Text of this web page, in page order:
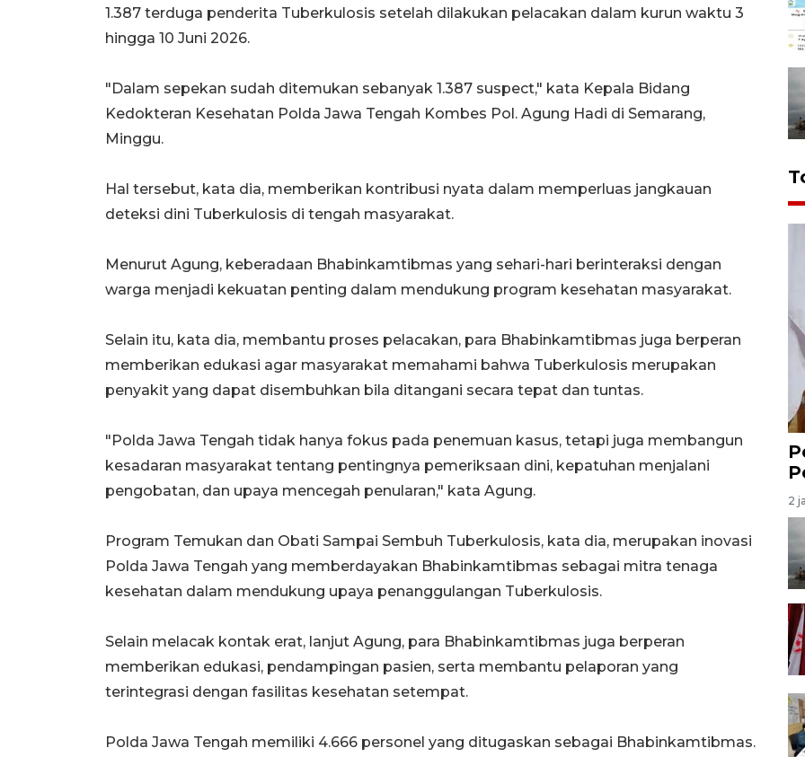
1.387 terduga penderita Tuberkulosis setelah dilakukan pelacakan dalam kurun waktu 3
hingga 10 Juni 2026.
"Dalam sepekan sudah ditemukan sebanyak 1.387 suspect," kata Kepala Bidang
Kedokteran Kesehatan Polda Jawa Tengah Kombes Pol. Agung Hadi di Semarang,
Minggu.
Hal tersebut, kata dia, memberikan kontribusi nyata dalam memperluas jangkauan
deteksi dini Tuberkulosis di tengah masyarakat.
Menurut Agung, keberadaan Bhabinkamtibmas yang sehari-hari berinteraksi dengan
warga menjadi kekuatan penting dalam mendukung program kesehatan masyarakat.
Selain itu, kata dia, membantu proses pelacakan, para Bhabinkamtibmas juga berperan
memberikan edukasi agar masyarakat memahami bahwa Tuberkulosis merupakan
penyakit yang dapat disembuhkan bila ditangani secara tepat dan tuntas.
"Polda Jawa Tengah tidak hanya fokus pada penemuan kasus, tetapi juga membangun
kesadaran masyarakat tentang pentingnya pemeriksaan dini, kepatuhan menjalani
pengobatan, dan upaya mencegah penularan," kata Agung.
Program Temukan dan Obati Sampai Sembuh Tuberkulosis, kata dia, merupakan inovasi
Polda Jawa Tengah yang memberdayakan Bhabinkamtibmas sebagai mitra tenaga
kesehatan dalam mendukung upaya penanggulangan Tuberkulosis.
Selain melacak kontak erat, lanjut Agung, para Bhabinkamtibmas juga berperan
memberikan edukasi, pendampingan pasien, serta membantu pelaporan yang
terintegrasi dengan fasilitas kesehatan setempat.
Polda Jawa Tengah memiliki 4.666 personel yang ditugaskan sebagai Bhabinkamtibmas.
2